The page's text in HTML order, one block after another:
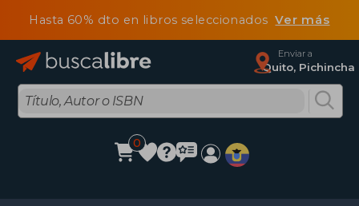
Hasta 60% dto en libros seleccionadosVer más
Enviar a
Quito, Pichincha
0